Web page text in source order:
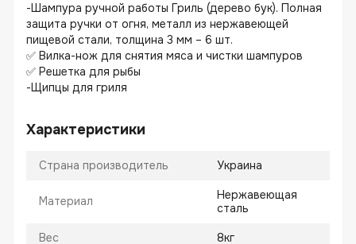
-Шампура ручной работы Гриль (дерево бук). Полная
защита ручки от огня, металл из нержавеющей
пищевой стали, толщина 3 мм – 6 шт.
✅ Вилка-нож для снятия мяса и чистки шампуров
✅ Решетка для рыбы
-Щипцы для гриля
Характеристики
Страна производитель Украина
Материал
Нержавеющая
сталь
Вес 8кг